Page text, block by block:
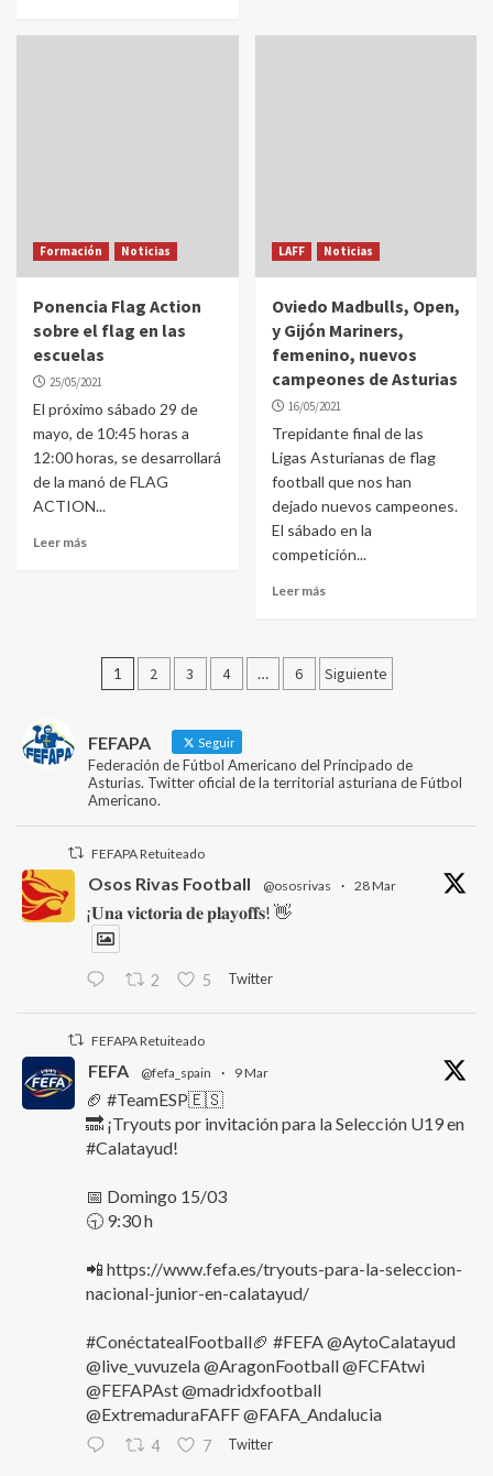
Formación Noticias
Ponencia Flag Action
sobre el flag en las
escuelas
25/05/2021
El próximo sábado 29 de
mayo, de 10:45 horas a
12:00 horas, se desarrollará
de la manó de FLAG
ACTION...
Leer más
LAFF Noticias
Oviedo Madbulls, Open,
y Gijón Mariners,
femenino, nuevos
campeones de Asturias
16/05/2021
Trepidante final de las
Ligas Asturianas de flag
football que nos han
dejado nuevos campeones.
El sábado en la
competición...
Leer más
Paginación
entradas
1 2 3 4 … 6 Siguiente
FEFAPA Seguir
Federación de Fútbol Americano del Principado de
Asturias. Twitter oficial de la territorial asturiana de Fútbol
Americano.
FEFAPA Retuiteado
Osos Rivas Football @ososrivas · 28 Mar
¡𝐔𝐧𝐚 𝐯𝐢𝐜𝐭𝐨𝐫𝐢𝐚 𝐝𝐞 𝐩𝐥𝐚𝐲𝐨𝐟𝐟𝐬! 👋
2 5 Twitter
FEFAPA Retuiteado
FEFA @fefa_spain · 9 Mar
🏈 #TeamESP🇪🇸
🔜 ¡Tryouts por invitación para la Selección U19 en
#Calatayud!
📅 Domingo 15/03
🕤 9:30 h
📲 https://www.fefa.es/tryouts-para-la-seleccion-
nacional-junior-en-calatayud/
#ConéctatealFootball🏈 #FEFA @AytoCalatayud
@live_vuvuzela @AragonFootball @FCFAtwi
@FEFAPAst @madridxfootball
@ExtremaduraFAFF @FAFA_Andalucia
4 7 Twitter